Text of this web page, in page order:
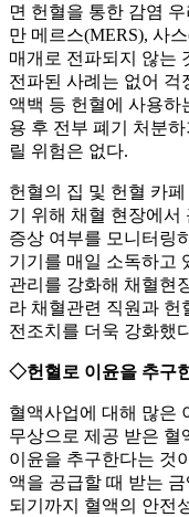
면 헌혈을 통한 감염
만 메르스(MERS), 사
매개로 전파되지 않는
전파된 사례는 없어 걱
액백 등 헌혈에 사용하
용 후 전부 폐기 처분
릴 위험은 없다.
헌혈의 집 및 헌혈 카
기 위해 채혈 현장에서
증상 여부를 모니터링
기기를 매일 소독하고
관리를 강화해 채혈현
라 채혈관련 직원과 헌
전조치를 더욱 강화했
◇헌혈로 이윤을 추구
혈액사업에 대해 많은
무상으로 제공 받은 혈
이윤을 추구한다는 것
액을 공급할 때 받는
되기까지 혈액의 안전